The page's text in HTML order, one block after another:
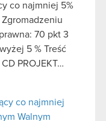
co najmniej 5%
70 pkt 3
5 % Treść
PROJEKT…
co najmniej
Walnym